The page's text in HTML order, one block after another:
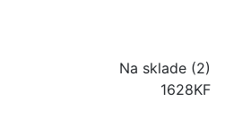
Na sklade (2)
1628KF